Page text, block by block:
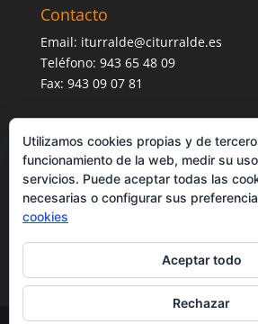
Contacto
Email: iturralde@citurralde.es
Teléfono: 943 65 48 09
Fax: 943 09 07 81
Utilizamos cookies propias y de
funcionamiento de la web, medir su
servicios. Puede aceptar todas las
necesarias o configurar sus
cookies
Aceptar todo
Rechazar